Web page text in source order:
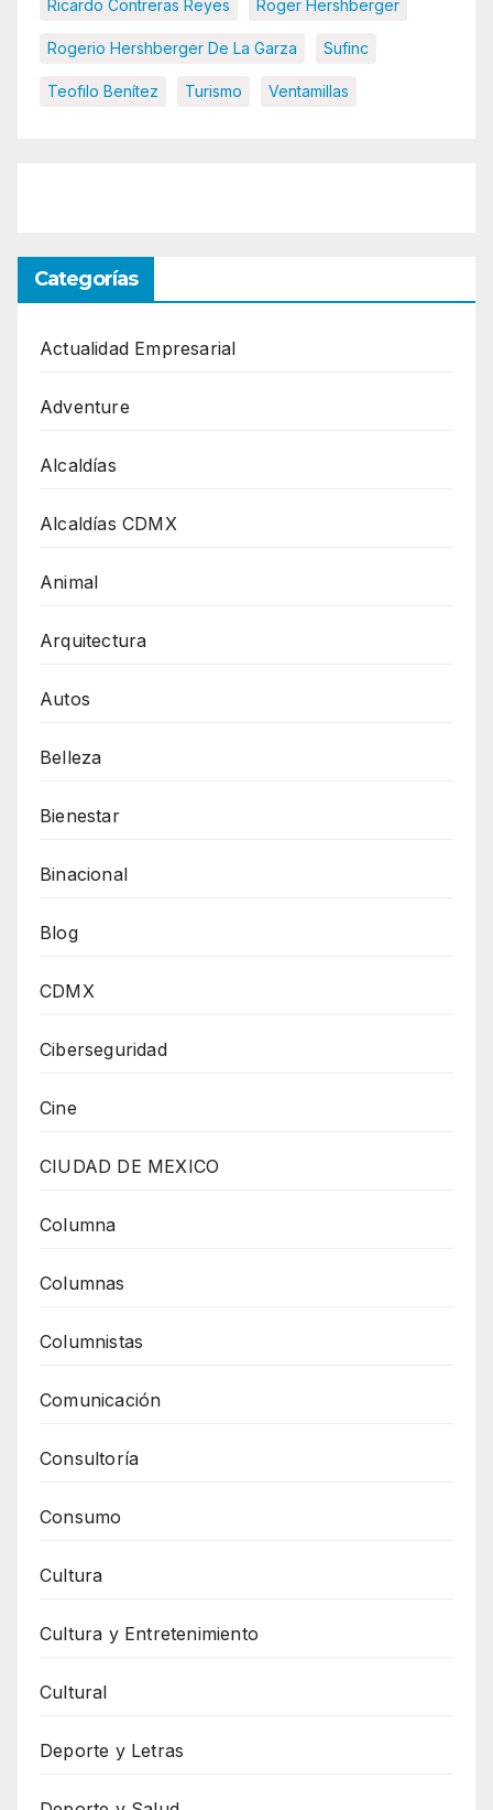
Ricardo Contreras Reyes Roger Hershberger
Rogerio Hershberger De La Garza Sufinc
Teofilo Benítez Turismo Ventamillas
Categorías
Actualidad Empresarial
Adventure
Alcaldías
Alcaldías CDMX
Animal
Arquitectura
Autos
Belleza
Bienestar
Binacional
Blog
CDMX
Ciberseguridad
Cine
CIUDAD DE MEXICO
Columna
Columnas
Columnistas
Comunicación
Consultoría
Consumo
Cultura
Cultura y Entretenimiento
Cultural
Deporte y Letras